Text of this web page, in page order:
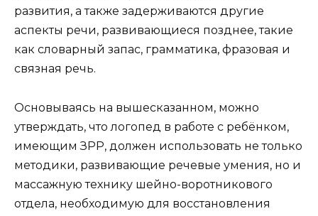
развития, а также задерживаются другие
аспекты речи, развивающиеся позднее, такие
как словарный запас, грамматика, фразовая и
связная речь.
Основываясь на вышесказанном, можно
утверждать, что логопед в работе с ребёнком,
имеющим ЗРР, должен использовать не только
методики, развивающие речевые умения, но и
массажную технику шейно-воротникового
отдела, необходимую для восстановления